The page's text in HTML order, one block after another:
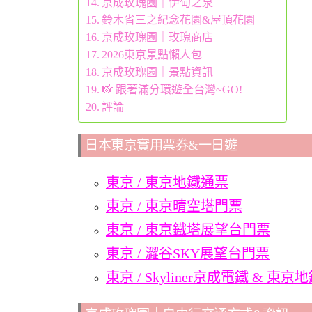
鈴木省三之紀念花園&屋頂花園
京成玫瑰園｜玫瑰商店
2026東京景點懶人包
京成玫瑰園｜景點資訊
📸 跟著滿分環遊全台灣~GO!
評論
日本東京實用票券&一日遊
東京 / 東京地鐵通票
東京 / 東京晴空塔門票
東京 / 東京鐵塔展望台門票
東京 / 澀谷SKY展望台門票
東京 / Skyliner京成電鐵 & 東京